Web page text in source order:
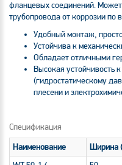
фланцевых соединений.
трубопровода от коррозии по
Удобный монтаж,
Устойчива к
Обладает отличными
Высокая устойчивость
(гидростатическому
плесени и
Спецификация
Наименование
Ширина